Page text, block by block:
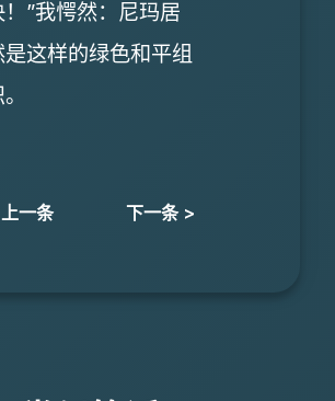
！”我愕然：尼玛居
是这样的绿色和平组
一条 下一条 >